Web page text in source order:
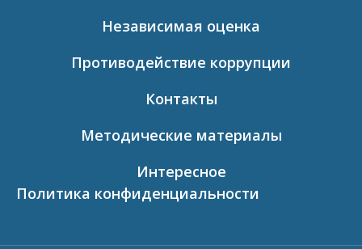
Независимая оценка
Противодействие коррупции
Контакты
Методические материалы
Интересное
Политика конфиденциальности